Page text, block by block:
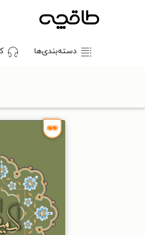
دسته‌بندی‌ها